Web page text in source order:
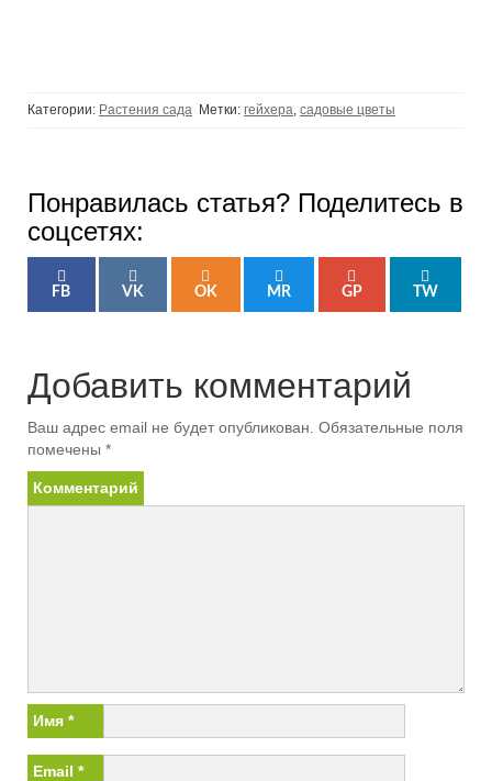
Категории: Растения сада Метки: гейхера, садовые цветы
Понравилась статья? Поделитесь в
соцсетях:
FB VK OK MR GP TW
Добавить комментарий
Ваш адрес email не будет опубликован. Обязательные поля
помечены *
Комментарий
Имя *
Email *